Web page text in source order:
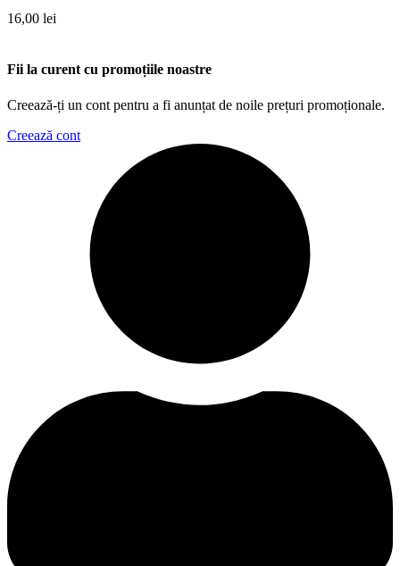
16,00 lei
Fii la curent cu promoțiile noastre
Creează-ți un cont pentru a fi anunțat de noile prețuri promoționale.
Creează cont